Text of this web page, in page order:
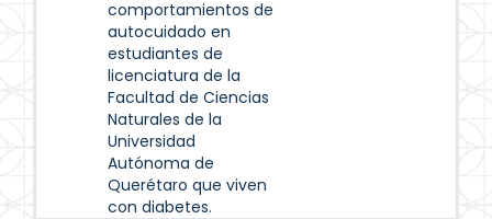
comportamientos de
autocuidado en
estudiantes de
licenciatura de la
Facultad de Ciencias
Naturales de la
Universidad
Autónoma de
Querétaro que viven
con diabetes.